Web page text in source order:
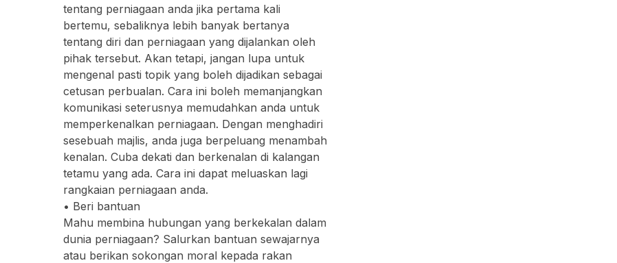
tentang perniagaan anda jika pertama kali
bertemu, sebaliknya lebih banyak bertanya
tentang diri dan perniagaan yang dijalankan oleh
pihak tersebut. Akan tetapi, jangan lupa untuk
mengenal pasti topik yang boleh dijadikan sebagai
cetusan perbualan. Cara ini boleh memanjangkan
komunikasi seterusnya memudahkan anda untuk
memperkenalkan perniagaan. Dengan menghadiri
sesebuah majlis, anda juga berpeluang menambah
kenalan. Cuba dekati dan berkenalan di kalangan
tetamu yang ada. Cara ini dapat meluaskan lagi
rangkaian perniagaan anda.
• Beri bantuan
Mahu membina hubungan yang berkekalan dalam
dunia perniagaan? Salurkan bantuan sewajarnya
atau berikan sokongan moral kepada rakan